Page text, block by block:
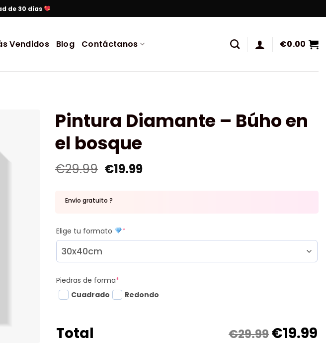
de 30 días
Vendidos Blog Contáctanos €0.00
Pintura Diamante – Búho en
el bosque
€29.99 €19.99
Envío gratuito ?
Elige tu formato *
Piedras de forma*
Cuadrado
Redondo
Total €29.99€19.99